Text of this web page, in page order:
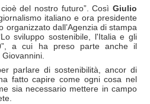
del nostro futuro”. Così Giulio
italiano e ora presidente
organizzato dall’Agenzia di stampa
sviluppo sostenibile, l'Italia e gli
a cui ha preso parte anche il
Giovannini.
parlare di sostenibilità, ancor di
fatto capire come ogni cosa nel
sia necessario mettere in campo